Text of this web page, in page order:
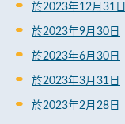
於2023年12月31日
於2023年9月30日
於2023年6月30日
於2023年3月31日
於2023年2月28日